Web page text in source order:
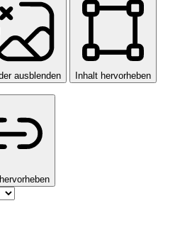
ausblenden Inhalt hervorheben